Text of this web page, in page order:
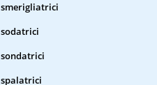
smerigliatrici
sodatrici
sondatrici
spalatrici